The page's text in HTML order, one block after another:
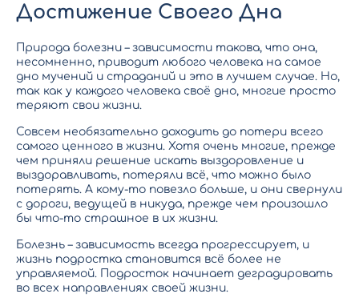
Достижение Своего Дна
Природа болезни – зависимости такова, что она,
несомненно, приводит любого человека на самое
дно мучений и страданий и это в лучшем случае. Но,
так как у каждого человека своё дно, многие просто
теряют свои жизни.
Совсем необязательно доходить до потери всего
самого ценного в жизни. Хотя очень многие, прежде
чем приняли решение искать выздоровление и
выздоравливать, потеряли всё, что можно было
потерять. А кому-то повезло больше, и они свернули
с дороги, ведущей в никуда, прежде чем произошло
бы что-то страшное в их жизни.
Болезнь – зависимость всегда прогрессирует, и
жизнь подростка становится всё более не
управляемой. Подросток начинает деградировать
во всех направлениях своей жизни.